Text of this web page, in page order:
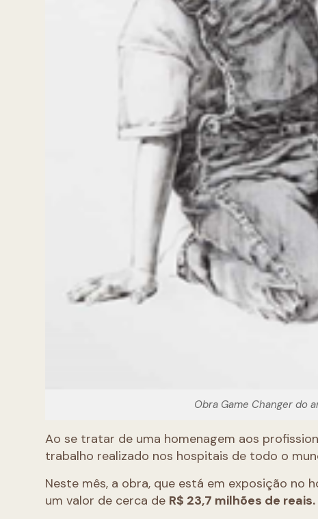
Obra Game Changer do
Ao se tratar de uma homenagem aos
trabalho realizado nos hospitais de todo o
Neste mês, a obra, que está em exposição no
um valor de cerca de R$ 23,7 milhões de reais.